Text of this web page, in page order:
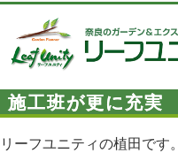
施工班が更に充実
リーフユニティの植田です。